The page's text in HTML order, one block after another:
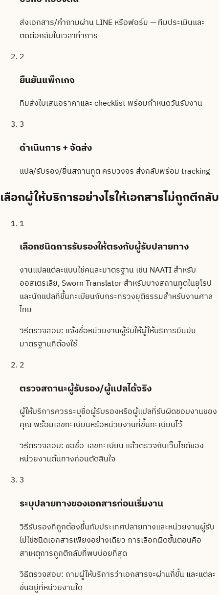
ส่งเอกสาร/คำถามผ่าน LINE หรือฟอร์ม — ทีมประเมินและ
ติดต่อกลับในเวลาทำการ
2
ยืนยันแพ็กเกจ
ทีมส่งใบเสนอราคาและ checklist พร้อมกำหนดวันรับงาน
3
ดำเนินการ + จัดส่ง
แปล/รับรอง/ยื่นสถานทูต ครบวงจร ส่งกลับพร้อม tracking
เลือกผู้ให้บริการอย่างไรให้เอกสารไม่ถูกตีกลับ
1
เลือกชนิดการรับรองให้ตรงกับผู้รับปลายทาง
งานแปลแต่ละแบบใช้คนละมาตรฐาน เช่น NAATI สำหรับ
ออสเตรเลีย, Sworn Translator สำหรับบางสถานทูตในยุโรป
และนักแปลที่ขึ้นทะเบียนกับกระทรวงยุติธรรมสำหรับงานศาล
ไทย
วิธีตรวจสอบ: แจ้งชื่อหน่วยงานผู้รับให้ผู้ให้บริการยืนยัน
มาตรฐานที่ต้องใช้
2
ตรวจสถานะผู้รับรอง/ผู้แปลได้จริง
ผู้ให้บริการควรระบุชื่อผู้รับรองหรือผู้แปลที่รับผิดชอบงานของ
คุณ พร้อมเลขทะเบียนหรือหน่วยงานที่ขึ้นทะเบียนไว้
วิธีตรวจสอบ: ขอชื่อ-เลขทะเบียน แล้วตรวจกับเว็บไซต์ของ
หน่วยงานต้นทางก่อนตัดสินใจ
3
ระบุปลายทางของเอกสารก่อนเริ่มงาน
วิธีรับรองที่ถูกต้องขึ้นกับประเทศปลายทางและหน่วยงานผู้รับ
ไม่ใช่ชนิดเอกสารเพียงอย่างเดียว การเลือกผิดขั้นตอนคือ
สาเหตุการถูกตีกลับที่พบบ่อยที่สุด
วิธีตรวจสอบ: ถามผู้ให้บริการว่าเอกสารจะผ่านกี่ขั้น และแต่ละ
ขั้นอยู่ที่หน่วยงานใด